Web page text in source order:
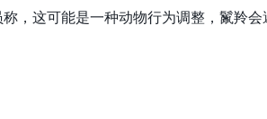
，这可能是一种动物行为调整，鬣羚